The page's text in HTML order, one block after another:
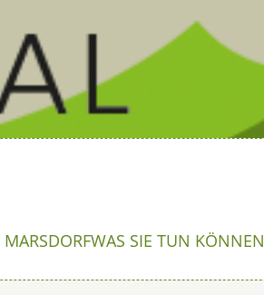
WAS SIE TUN KÖNNEN